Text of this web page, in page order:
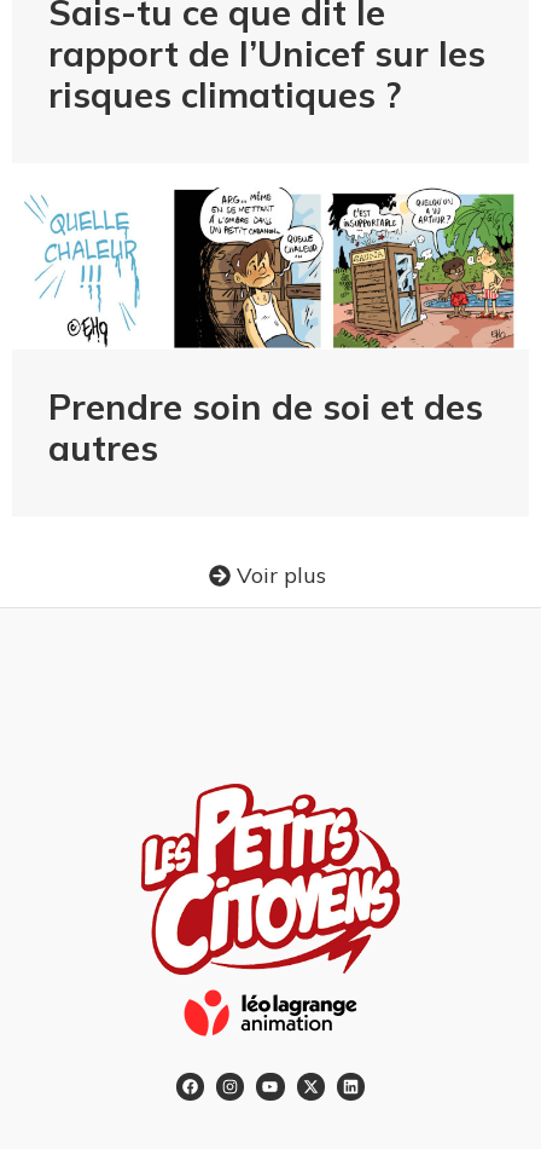
Sais-tu ce que dit le
rapport de l’Unicef sur les
risques climatiques ?
Prendre soin de soi et des
autres
Voir plus